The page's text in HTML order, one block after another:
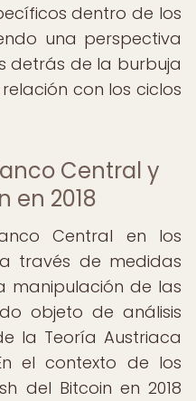
dentro de los
una perspectiva
detrás de la burbuja
relación con los ciclos
Central y
en 2018
Central en los
través de medidas
manipulación de las
objeto de análisis
la Teoría Austriaca
el contexto de los
del Bitcoin en 2018